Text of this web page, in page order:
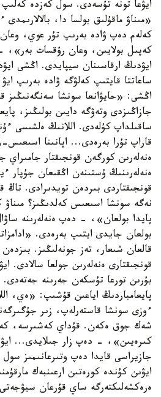
ايۋعا تونە تۇسەدى. سول كەزدە كەلىپ
«مىناۋ ماقۇلىق بولسا دا،
كەلەم دەپ ۋادە بەرىپ تۇر عوي،
كەپىل بولايىن، وعان رۇقسات
ايۋدىڭ ارقاسىنان سيپايدى. اڭشى
ساعاتتا قايتىپ كەلۋگە ۋادە بەرىپ
اڭشى: «حايۋانعا سونشا سەنگەنىڭىز
جازاڭىزدى وتەۋگە دايىن بولىڭىز،
ساقىلداپ كۇلەدى. اللانىڭ ەلشىسى
قاراپ تۇرا بەرەدى... اپانىنا
ەنەلەرىن كورگەن قونجىقتار
ەنەلەرىنىڭ ۇستىنەن اڭقىعان جۇپار
قونجىقتاردى بىردەن تويدىرادى. تاڭ
نەگە سونشا اسىعىس كەلدىڭىز؟
پايدا بولعان»، - دەپ ەنەلەرىنە
بولعان جايدى ايتىپ بەرەدى.
قالعان شىعار، تەز جونەلىڭىز.
قونجىقتارى ەنەلەرىن جولعا سالادى.
بۇرىن تورعا تۇسكەن جەرىنە
پايعامباردىڭ اياعىن قۇشىپ: «ەي،
ءوزى سونشا قاستەرلەپ، زىر
شەك جوق ەكەن. قۇداي كەشىرسە،
كىرەيىن»، - دەپ زار جىلايدى...
جازيراسى قايدا دەپ وتىرعانىمىز
ايۋىن كۇندە كورەتىن ارعىنبەك
ەرەكشەلىكتەرگە ساي قۇرعان